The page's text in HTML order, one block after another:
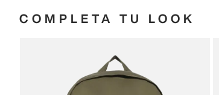
COMPLETA TU LOOK